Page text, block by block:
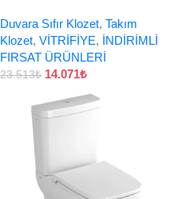
Duvara Sıfır Klozet, Takım
Klozet, VİTRİFİYE, İNDİRİMLİ
FIRSAT ÜRÜNLERİ
23.513₺ 14.071₺